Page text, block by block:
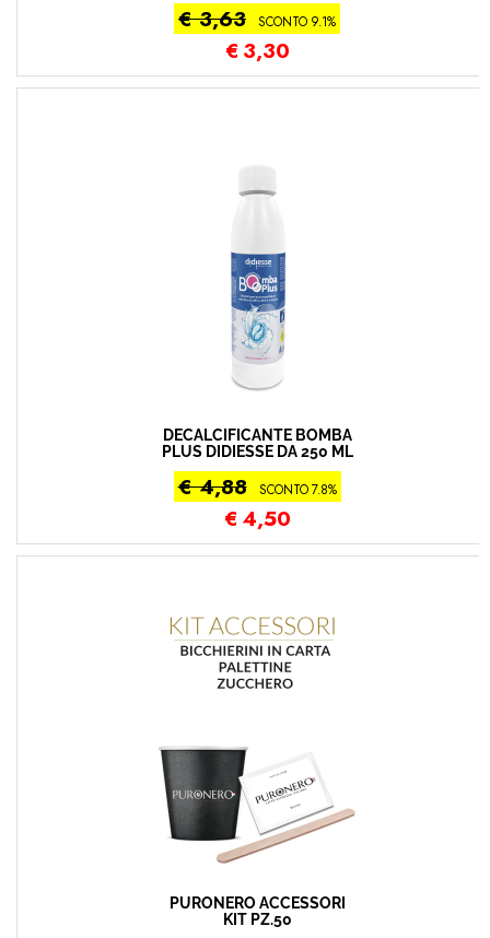
€ 3,63 SCONTO 9.1%
€ 3,30
DECALCIFICANTE BOMBA
PLUS DIDIESSE DA 250 ML
€ 4,88 SCONTO 7.8%
€ 4,50
PURONERO ACCESSORI
KIT PZ.50